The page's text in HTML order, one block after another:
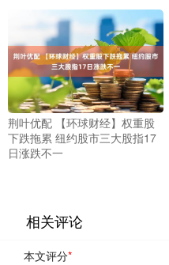
荆叶优配 【环球财经】权重股
下跌拖累 纽约股市三大股指17
日涨跌不一
相关评论
本文评分*